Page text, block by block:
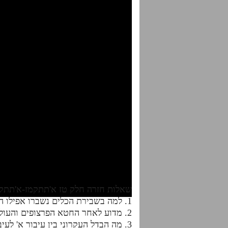
שאלות חזרה חלק טז א'תתקמז-
1. למה בשבירת הכלים נשברו אפילו הכלים דפנים של הז"א וכאן בחטא דעץ הדעת לא נשברו?
2. מדוע לאחר החטא הפרצופים והעולמות דבי"ע נשארו שלמים בקדושתם כמקודם אלא שירדו למטה מפרסה דאצילות אבל לא נשברו?
3. מה הבדל העקרוני בין עיבור א' לעיבור ב' וכיצד זה משליך על ירידת הפרצופים והעולמות בעת החטא?